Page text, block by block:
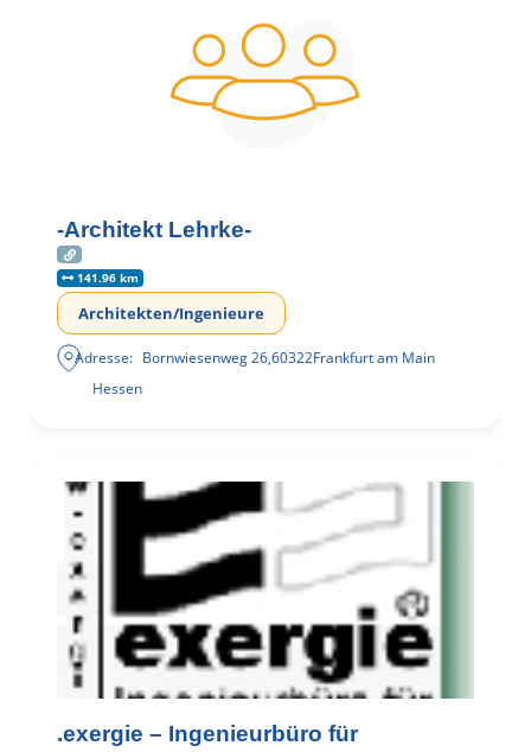
-Architekt Lehrke-
141.96 km
Architekten/Ingenieure
Adresse: Bornwiesenweg 26,60322Frankfurt am Main
Hessen
.exergie – Ingenieurbüro für